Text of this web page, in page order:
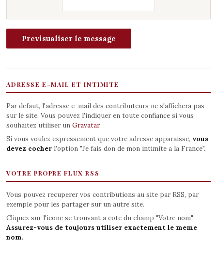
ADRESSE E-MAIL ET INTIMITE
Par defaut, l'adresse e-mail des contributeurs ne s'affichera pas
sur le site. Vous pouvez l'indiquer en toute confiance si vous
souhaitez utiliser un Gravatar.
Si vous voulez expressement que votre adresse apparaisse, vous
devez cocherl'option "Je fais don de mon intimite a la France".
VOTRE PROPRE FLUX RSS
Vous pouvez recuperer vos contributions au site par RSS, par
exemple pour les partager sur un autre site.
Cliquez sur l'icone se trouvant a cote du champ "Votre nom".
Assurez-vous de toujours utiliser exactement le meme
nom.